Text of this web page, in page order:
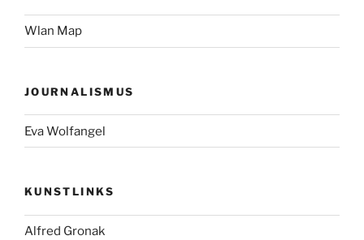
Wlan Map
JOURNALISMUS
Eva Wolfangel
KUNSTLINKS
Alfred Gronak